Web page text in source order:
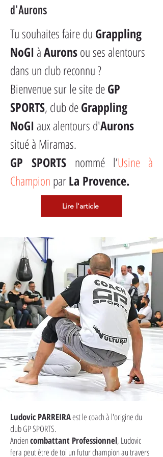
d'Aurons
Tu souhaites faire du Grappling
NoGI à Aurons ou ses alentours
dans un club reconnu ?
Bienvenue sur le site de GP
SPORTS, club de Grappling
NoGI aux alentours d'Aurons
situé à Miramas.
GP SPORTS nommé l’Usine à
Champion par La Provence.
Lire l'article
Ludovic PARREIRAest le coach à l'origine du
club GP SPORTS.
Anciencombattant Professionnel, Ludovic
fera peut être de toi un futur champion au travers